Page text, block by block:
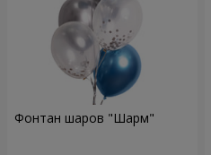
Фонтан шаров "Шарм"